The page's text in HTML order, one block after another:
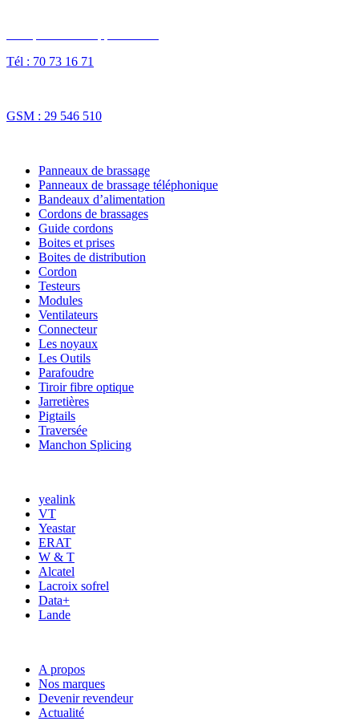
Tél : 70 73 16 71
GSM : 29 546 510
Panneaux de brassage
Panneaux de brassage téléphonique
Bandeaux d’alimentation
Cordons de brassages
Guide cordons
Boites et prises
Boites de distribution
Cordon
Testeurs
Modules
Ventilateurs
Connecteur
Les noyaux
Les Outils
Parafoudre
Tiroir fibre optique
Jarretières
Pigtails
Traversée
Manchon Splicing
yealink
VT
Yeastar
ERAT
W & T
Alcatel
Lacroix sofrel
Data+
Lande
A propos
Nos marques
Devenir revendeur
Actualité